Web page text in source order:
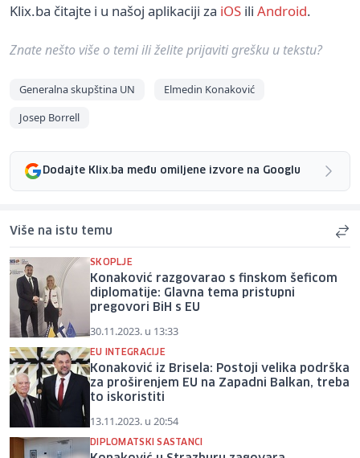
Klix.ba čitajte i u našoj aplikaciji za iOS ili Android.
Znate nešto više o temi ili želite prijaviti grešku u tekstu?
Generalna skupština UN
Elmedin Konaković
Josep Borrell
Dodajte Klix.ba među omiljene izvore na Googlu
Više na istu temu
SKOPLJE
Konaković razgovarao s finskom šeficom
diplomatije: Glavna tema pristupni
pregovori BiH s EU
30.11.2023. u 13:33
EU INTEGRACIJE
Konaković iz Brisela: Postoji velika podrška
za proširenjem EU na Zapadni Balkan, treba
to iskoristiti
13.11.2023. u 20:54
DIPLOMATSKI SASTANCI